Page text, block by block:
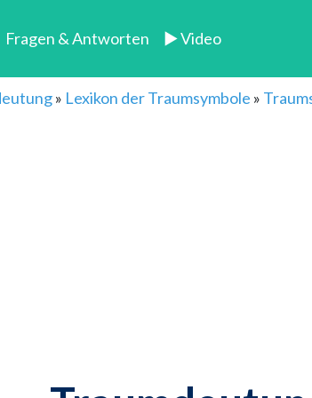
Fragen & Antworten ► Video
» Lexikon der Traumsymbole »